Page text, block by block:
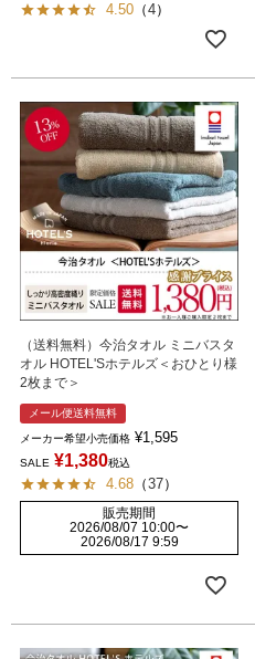
4.50 （4）
（送料無料）今治タオル ミニバスタ
オル HOTEL'Sホテルズ＜おひとり様
2枚まで＞
メール便送料無料
メーカー希望小売価格 ¥1,595
SALE ¥1,380税込
4.68 （37）
販売期間
2026/08/07 10:00〜
2026/08/17 9:59